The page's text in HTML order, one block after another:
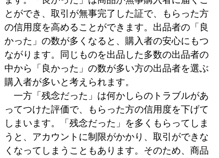
とができ、取引が無事完了した証で、もらった方
の信用度を高めることができます。出品者の「良
かった」の数が多くなると、購入者の安心にもつ
ながります。同じものを出品した多数の出品者の
中から「良かった」の数が多い方の出品者を選ぶ
購入者が多いと考えられます。
一方「残念だった」は何かしらのトラブルがあ
ってつけた評価で、もらった方の信用度を下げて
しまいます。「残念だった」を多くもらってしま
うと、アカウントに制限がかかり、取引ができな
くなってしまうこともあります。そのため、商品